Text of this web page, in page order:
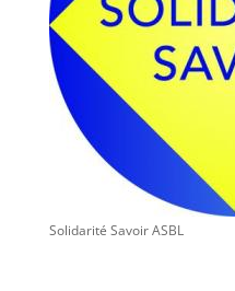
Solidarité Savoir ASBL